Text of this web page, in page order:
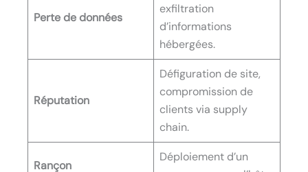
Perte de données
exfiltration
d’informations
hébergées.
Réputation
Défiguration de site,
compromission de
clients via supply
chain.
Rançon
Déploiement d’un